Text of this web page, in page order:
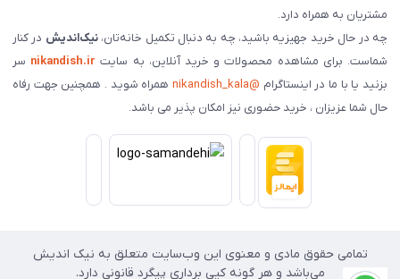
مشتریان به همراه دارد.
چه در حال خرید جهیزیه باشید، چه به دنبال تکمیل خانه‌تان،نیک‌اندیش در کنار
شماست. برای مشاهده محصولات و خرید آنلاین، به سایت nikandish.ir سر
بزنید یا با ما در اینستاگرام @nikandish_kala
همراه شوید . همچنین جهت رفاه
حال شما عزیزان ، خرید حضوری نیز امکان پذیر می باشد.
تمامی حقوق مادی و معنوی این وب‌سایت متعلق به نیک اندیش
می‌باشد و هر گونه کپی برداری پیگرد قانونی دارد.